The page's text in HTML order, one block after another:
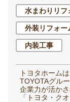
水まわりリフ
外装リフォー
内装工事
トヨタホーム
TOYOTAグル
企業力が活か
「トヨタ・ク